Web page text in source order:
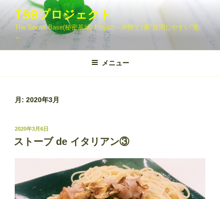
テ
ツ
ス
TSBプロジェクト
The Secret Base(秘密基地) Project～伊勢で1番"質問しやすい"塾
～
メニュー
月: 2020年3月
投
稿
日:
2020年3月6日
ストーブ de イタリアン③